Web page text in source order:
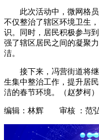
此次活动中，微网格
不仅整治了辖区环境卫生
识。同时，居民积极参与
强了辖区居民之间的凝聚
洁。
接下来，冯营街道将
生集中整治工作，提升居
洁的春节环境。（赵梦柯）
编辑：林辉 审核 ：范